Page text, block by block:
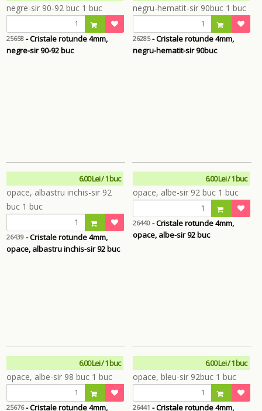
25658 - Cristale rotunde 4mm,
negre-sir 90-92 buc
26285- Cristale rotunde 4mm,
negru-hematit-sir 90buc
6.00 Lei / 1 buc
26439 - Cristale rotunde 4mm,
opace, albastru inchis-sir 92 buc
6.00 Lei / 1 buc
26440- Cristale rotunde 4mm,
opace, albe-sir 92 buc
6.00 Lei / 1 buc
25676- Cristale rotunde 4mm,
6.00 Lei / 1 buc
26441 - Cristale rotunde 4mm,